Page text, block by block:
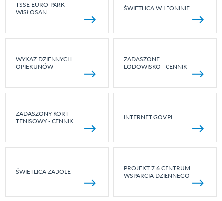
TSSE EURO-PARK
WISŁOSAN
ŚWIETLICA W LEONINIE
WYKAZ DZIENNYCH
OPIEKUNÓW
ZADASZONE
LODOWISKO - CENNIK
ZADASZONY KORT
TENISOWY - CENNIK
INTERNET.GOV.PL
ŚWIETLICA ZADOLE
PROJEKT 7.6 CENTRUM
WSPARCIA DZIENNEGO